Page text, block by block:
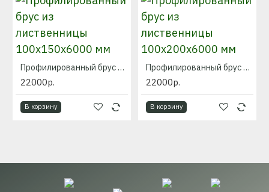
Профилированный брус из лиственницы 100x150x6000 мм
22000р.
В корзину
Профилированный брус из лиственницы 100x200x6000 мм
22000р.
В корзину